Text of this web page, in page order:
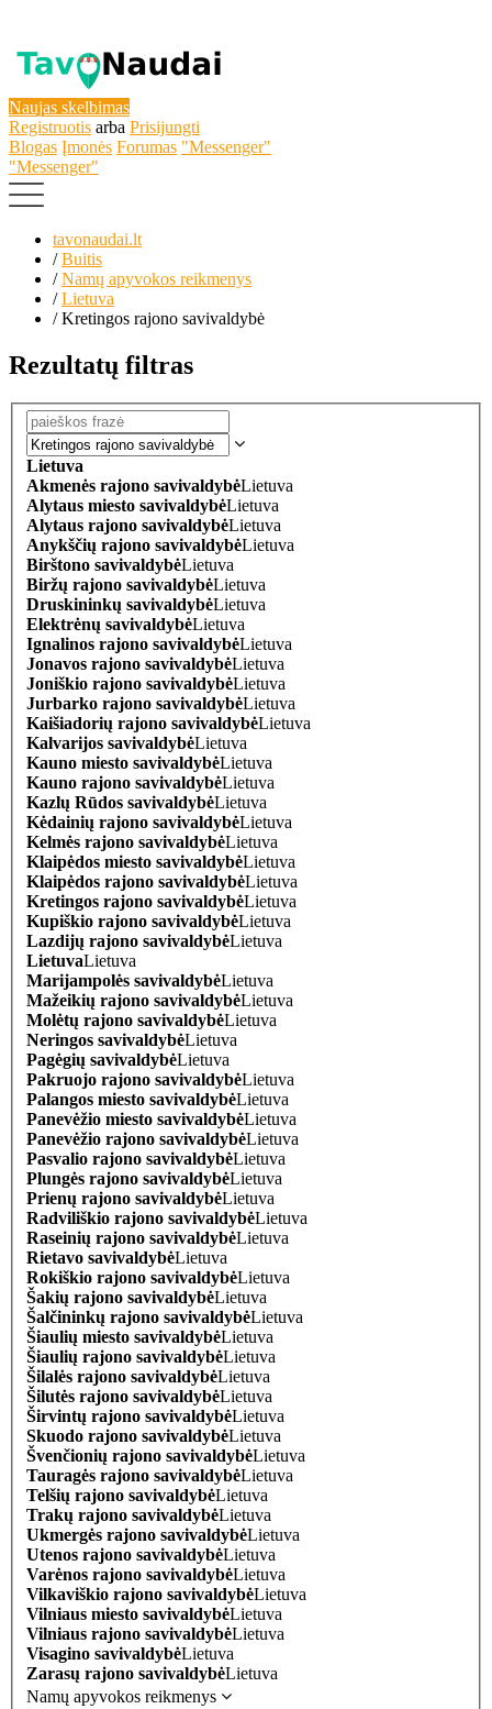
Naujas skelbimas
Registruotis arba Prisijungti
Blogas Įmonės Forumas "Messenger"
"Messenger"
tavonaudai.lt
/Buitis
/Namų apyvokos reikmenys
/Lietuva
/Kretingos rajono savivaldybė
Rezultatų filtras
Lietuva
Akmenės rajono savivaldybėLietuva
Alytaus miesto savivaldybėLietuva
Alytaus rajono savivaldybėLietuva
Anykščių rajono savivaldybėLietuva
Birštono savivaldybėLietuva
Biržų rajono savivaldybėLietuva
Druskininkų savivaldybėLietuva
Elektrėnų savivaldybėLietuva
Ignalinos rajono savivaldybėLietuva
Jonavos rajono savivaldybėLietuva
Joniškio rajono savivaldybėLietuva
Jurbarko rajono savivaldybėLietuva
Kaišiadorių rajono savivaldybėLietuva
Kalvarijos savivaldybėLietuva
Kauno miesto savivaldybėLietuva
Kauno rajono savivaldybėLietuva
Kazlų Rūdos savivaldybėLietuva
Kėdainių rajono savivaldybėLietuva
Kelmės rajono savivaldybėLietuva
Klaipėdos miesto savivaldybėLietuva
Klaipėdos rajono savivaldybėLietuva
Kretingos rajono savivaldybėLietuva
Kupiškio rajono savivaldybėLietuva
Lazdijų rajono savivaldybėLietuva
LietuvaLietuva
Marijampolės savivaldybėLietuva
Mažeikių rajono savivaldybėLietuva
Molėtų rajono savivaldybėLietuva
Neringos savivaldybėLietuva
Pagėgių savivaldybėLietuva
Pakruojo rajono savivaldybėLietuva
Palangos miesto savivaldybėLietuva
Panevėžio miesto savivaldybėLietuva
Panevėžio rajono savivaldybėLietuva
Pasvalio rajono savivaldybėLietuva
Plungės rajono savivaldybėLietuva
Prienų rajono savivaldybėLietuva
Radviliškio rajono savivaldybėLietuva
Raseinių rajono savivaldybėLietuva
Rietavo savivaldybėLietuva
Rokiškio rajono savivaldybėLietuva
Šakių rajono savivaldybėLietuva
Šalčininkų rajono savivaldybėLietuva
Šiaulių miesto savivaldybėLietuva
Šiaulių rajono savivaldybėLietuva
Šilalės rajono savivaldybėLietuva
Šilutės rajono savivaldybėLietuva
Širvintų rajono savivaldybėLietuva
Skuodo rajono savivaldybėLietuva
Švenčionių rajono savivaldybėLietuva
Tauragės rajono savivaldybėLietuva
Telšių rajono savivaldybėLietuva
Trakų rajono savivaldybėLietuva
Ukmergės rajono savivaldybėLietuva
Utenos rajono savivaldybėLietuva
Varėnos rajono savivaldybėLietuva
Vilkaviškio rajono savivaldybėLietuva
Vilniaus miesto savivaldybėLietuva
Vilniaus rajono savivaldybėLietuva
Visagino savivaldybėLietuva
Zarasų rajono savivaldybėLietuva
Namų apyvokos reikmenys